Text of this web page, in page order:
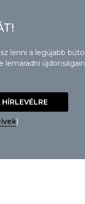
lenni a legújabb
)